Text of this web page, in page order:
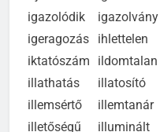
ifjúmunkás
igáskocsis
igazolódik
igazolvány
igeragozás
ihlettelen
iktatószám
ildomtalan
illathatás
illatosító
illemsértő
illemtanár